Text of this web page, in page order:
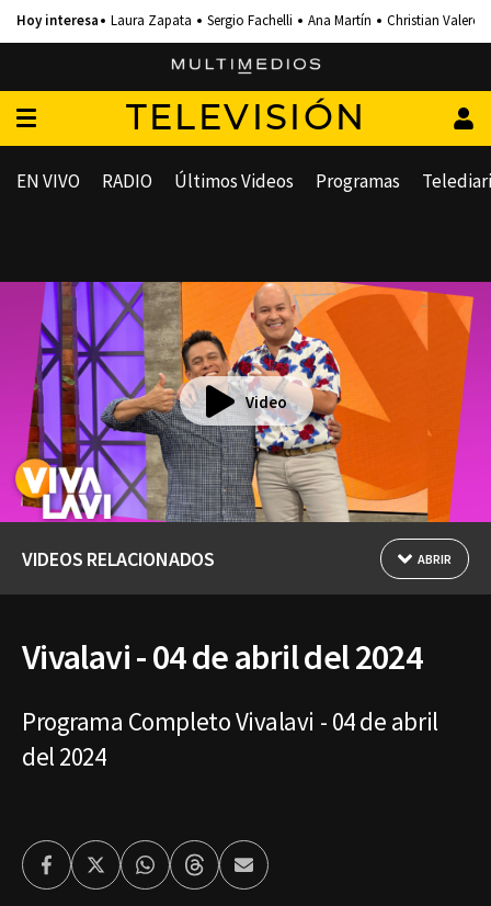
Laura Zapata Sergio Fachelli Ana Martín Christian Valero
TELEVISIÓN
EN VIVO RADIO Últimos Videos Programas
Video
VIDEOS RELACIONADOS ABRIR
Vivalavi - 04 de abril del 2024
Programa Completo Vivalavi - 04 de abril
del 2024
FacebookTwitterWhatsappThreadsEnviar
por